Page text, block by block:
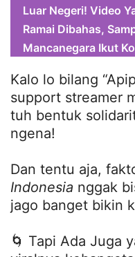
Luar Negeri! Video
Ramai Dibahas,
Mancanegara Ikut
Kalo lo bilang
support streamer
tuh bentuk
ngena!
Dan tentu aja,
Indonesia nggak
jago banget bikin
🌀 Tapi Ada Juga